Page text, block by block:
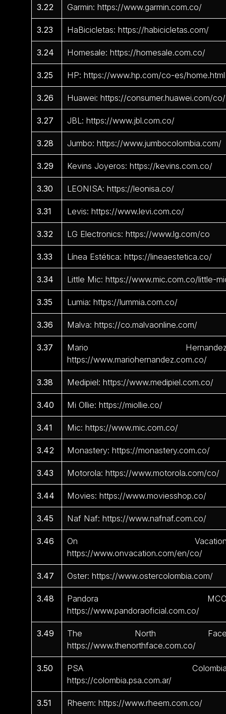
3.22 Garmin: https://www.garmin.com.co/
3.23 HaBicicletas: https://habicicletas.com/
3.24 Homesale: https://homesale.com.co/
3.25 HP: https://www.hp.com/co-es/home.html
3.26 Huawei: https://consumer.huawei.com/co/
3.27 JBL: https://www.jbl.com.co/
3.28 Jumbo: https://www.jumbocolombia.com/
3.29 Kevins Joyeros: https://kevins.com.co/
3.30 LEONISA: https://leonisa.co/
3.31 Levis: https://www.levi.com.co/
3.32 LG Electronics: https://www.lg.com/co
3.33 Línea Estética: https://lineaestetica.co/
3.34 Little Mic: https://www.mic.com.co/little-
3.35 Lumia: https://lummia.com.co/
3.36 Malva: https://co.malvaonline.com/
3.37
Mario
https://www.mariohernandez.com.co/
3.38 Medipiel: https://www.medipiel.com.co/
3.40 Mi Ollie: https://miollie.co/
3.41 Mic: https://www.mic.com.co/
3.42 Monastery: https://monastery.com.co/
3.43 Motorola: https://www.motorola.com/co/
3.44 Movies: https://www.moviesshop.co/
3.45 Naf Naf: https://www.nafnaf.com.co/
3.46
On
https://www.onvacation.com/en/co/
3.47 Oster: https://www.ostercolombia.com/
3.48
Pandora
https://www.pandoraoficial.com.co/
3.49
The North
https://www.thenorthface.com.co/
3.50
PSA
https://colombia.psa.com.ar/
3.51 Rheem: https://www.rheem.com.co/